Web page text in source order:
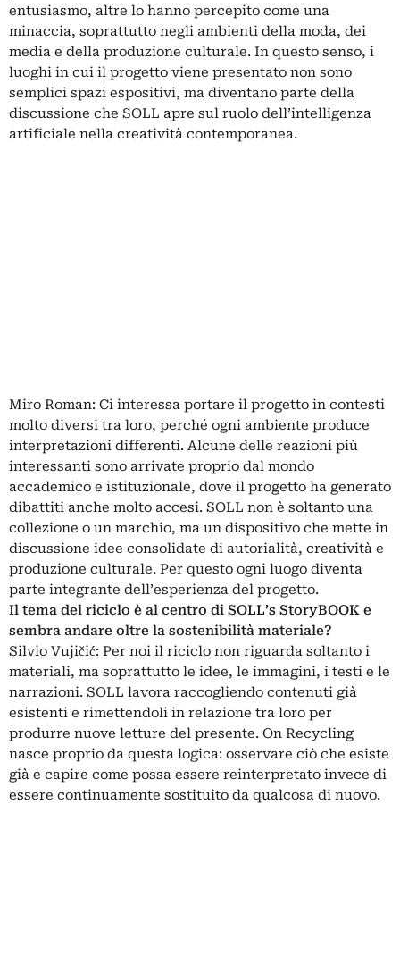
entusiasmo, altre lo hanno percepito come una
minaccia, soprattutto negli ambienti della moda, dei
media e della produzione culturale. In questo senso, i
luoghi in cui il progetto viene presentato non sono
semplici spazi espositivi, ma diventano parte della
discussione che SOLL apre sul ruolo dell’intelligenza
artificiale nella creatività contemporanea.
Miro Roman: Ci interessa portare il progetto in contesti
molto diversi tra loro, perché ogni ambiente produce
interpretazioni differenti. Alcune delle reazioni più
interessanti sono arrivate proprio dal mondo
accademico e istituzionale, dove il progetto ha generato
dibattiti anche molto accesi. SOLL non è soltanto una
collezione o un marchio, ma un dispositivo che mette in
discussione idee consolidate di autorialità, creatività e
produzione culturale. Per questo ogni luogo diventa
parte integrante dell’esperienza del progetto.
Il tema del riciclo è al centro di SOLL’s StoryBOOK e
sembra andare oltre la sostenibilità materiale?
Silvio Vujičić: Per noi il riciclo non riguarda soltanto i
materiali, ma soprattutto le idee, le immagini, i testi e le
narrazioni. SOLL lavora raccogliendo contenuti già
esistenti e rimettendoli in relazione tra loro per
produrre nuove letture del presente. On Recycling
nasce proprio da questa logica: osservare ciò che esiste
già e capire come possa essere reinterpretato invece di
essere continuamente sostituito da qualcosa di nuovo.